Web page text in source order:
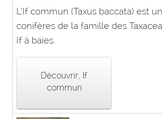
L’If commun (Taxus baccata) est
conifères de la famille des
If à baies.
Découvrir, If
commun